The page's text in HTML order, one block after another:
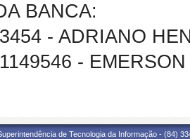
BANCA:
- ADRIANO
-
de Tecnologia da Informação - (84)